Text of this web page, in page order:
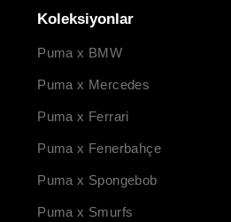
Koleksiyonlar
Puma x BMW
Puma x Mercedes
Puma x Ferrari
Puma x Fenerbahçe
Puma x Spongebob
Puma x Smurfs